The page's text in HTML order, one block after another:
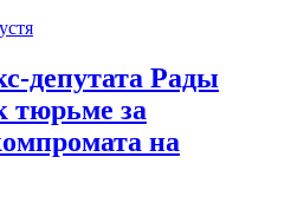
депутата Рады
тюрьме за
на